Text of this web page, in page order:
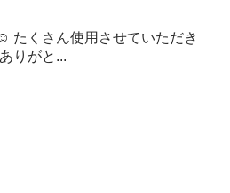
たくさん使用させていただき
りがと...